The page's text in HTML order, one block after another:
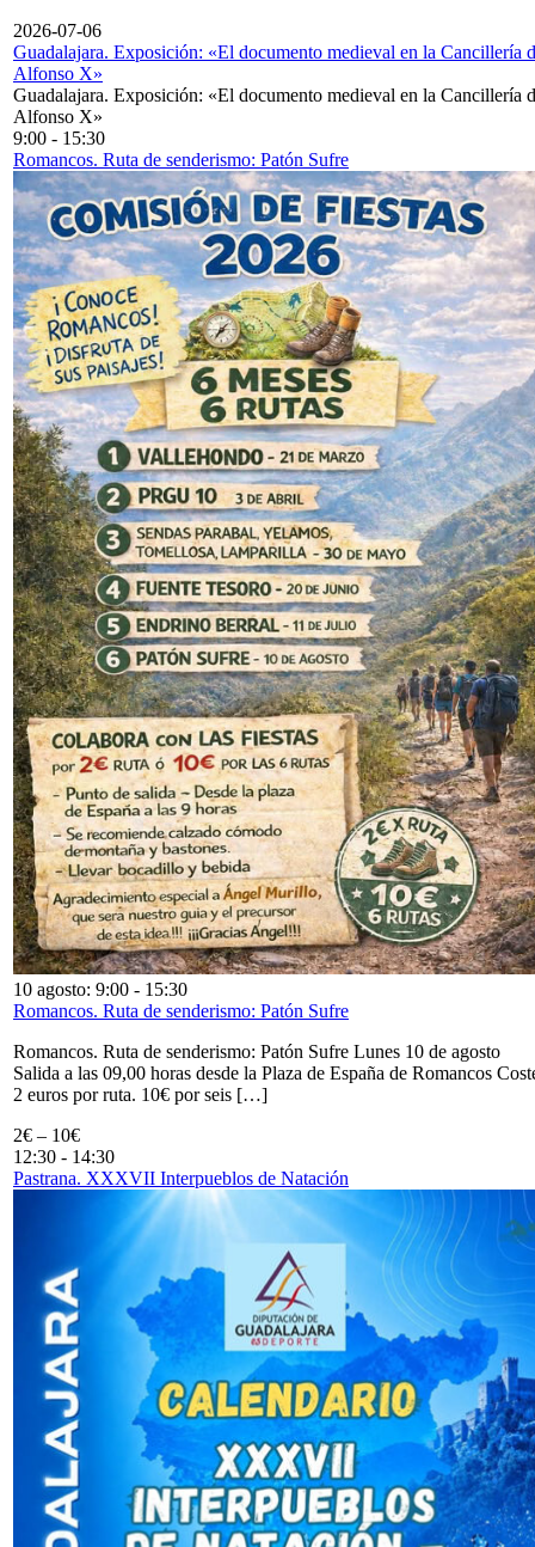
2026-07-06
Guadalajara. Exposición: «El documento medieval en la Cancillería
Alfonso X»
Guadalajara. Exposición: «El documento medieval en la Cancillería
Alfonso X»
9:00 - 15:30
Romancos. Ruta de senderismo: Patón Sufre
10 agosto: 9:00 - 15:30
Romancos. Ruta de senderismo: Patón Sufre
Romancos. Ruta de senderismo: Patón Sufre Lunes 10 de agosto
Salida a las 09,00 horas desde la Plaza de España de Romancos
2 euros por ruta. 10€ por seis […]
2€ – 10€
12:30 - 14:30
Pastrana. XXXVII Interpueblos de Natación